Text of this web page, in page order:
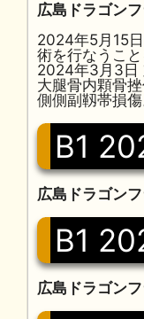
広島ドラゴン
2024年5月15
術を行なうこと
2024年3月3日
大腿骨内顆骨
側側副靱帯損傷
B1
広島ドラゴン
B1
広島ドラゴン